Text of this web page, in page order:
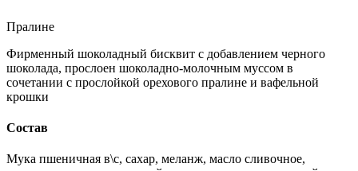
Пралине
Фирменный шоколадный бисквит с добавлением черного
шоколада, прослоен шоколадно-молочным муссом в
сочетании с прослойкой орехового пралине и вафельной
крошки
Состав
Мука пшеничная в\с, сахар, меланж, масло сливочное,